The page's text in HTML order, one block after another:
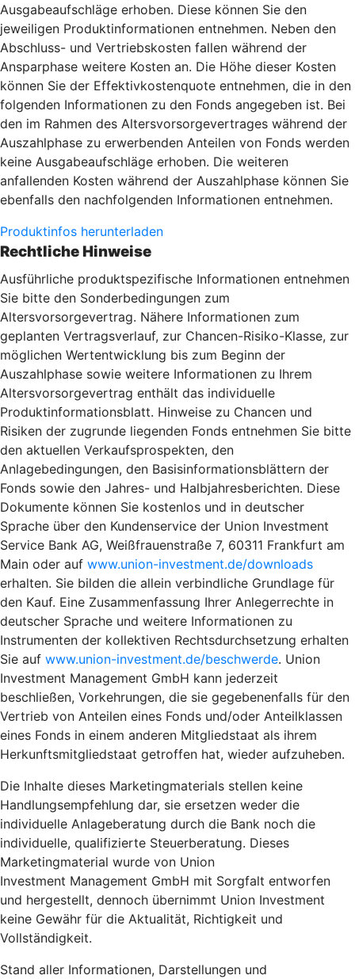
Ausgabeaufschläge erhoben. Diese können Sie den
jeweiligen Produktinformationen entnehmen. Neben den
Abschluss- und Vertriebskosten fallen während der
Ansparphase weitere Kosten an. Die Höhe dieser Kosten
können Sie der Effektivkostenquote entnehmen, die in den
folgenden Informationen zu den Fonds angegeben ist. Bei
den im Rahmen des Altersvorsorgevertrages während der
Auszahlphase zu erwerbenden Anteilen von Fonds werden
keine Ausgabeaufschläge erhoben. Die weiteren
anfallenden Kosten während der Auszahlphase können Sie
ebenfalls den nachfolgenden Informationen entnehmen.
Produktinfos herunterladen
Rechtliche Hinweise
Ausführliche produktspezifische Informationen entnehmen
Sie bitte den Sonderbedingungen zum
Altersvorsorgevertrag. Nähere Informationen zum
geplanten Vertragsverlauf, zur Chancen-Risiko-Klasse, zur
möglichen Wertentwicklung bis zum Beginn der
Auszahlphase sowie weitere Informationen zu Ihrem
Altersvorsorgevertrag enthält das individuelle
Produktinformationsblatt. Hinweise zu Chancen und
Risiken der zugrunde liegenden Fonds entnehmen Sie bitte
den aktuellen Verkaufsprospekten, den
Anlagebedingungen, den Basisinformationsblättern der
Fonds sowie den Jahres- und Halbjahresberichten. Diese
Dokumente können Sie kostenlos und in deutscher
Sprache über den Kundenservice der Union Investment
Service Bank AG, Weißfrauenstraße 7, 60311 Frankfurt am
Main oder auf www.union-investment.de/downloads
erhalten. Sie bilden die allein verbindliche Grundlage für
den Kauf. Eine Zusammenfassung Ihrer Anlegerrechte in
deutscher Sprache und weitere Informationen zu
Instrumenten der kollektiven Rechtsdurchsetzung erhalten
Sie auf www.union-investment.de/beschwerde. Union
Investment Management GmbH kann jederzeit
beschließen, Vorkehrungen, die sie gegebenenfalls für den
Vertrieb von Anteilen eines Fonds und/oder Anteilklassen
eines Fonds in einem anderen Mitgliedstaat als ihrem
Herkunftsmitgliedstaat getroffen hat, wieder aufzuheben.
Die Inhalte dieses Marketingmaterials stellen keine
Handlungsempfehlung dar, sie ersetzen weder die
individuelle Anlageberatung durch die Bank noch die
individuelle, qualifizierte Steuerberatung. Dieses
Marketingmaterial wurde von Union
Investment Management GmbH mit Sorgfalt entworfen
und hergestellt, dennoch übernimmt Union Investment
keine Gewähr für die Aktualität, Richtigkeit und
Vollständigkeit.
Stand aller Informationen, Darstellungen und